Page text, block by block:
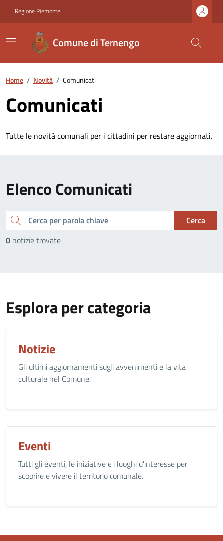
Regione Piemonte
Comune di Ternengo
Home / Novità / Comunicati
Comunicati
Tutte le novità comunali per i cittadini per restare aggiornati.
Elenco Comunicati
cerca
Cerca
0 notizie trovate
Esplora per categoria
Notizie
Gli ultimi aggiornamenti sugli avvenimenti e la vita
culturale nel Comune.
Eventi
Tutti gli eventi, le iniziative e i luoghi d'interesse per
scoprire e vivere il territorio comunale.